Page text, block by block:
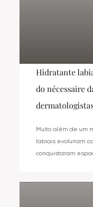
Hidratante
do nécessaire
Muito além de um
labiais evoluíram
conquistaram